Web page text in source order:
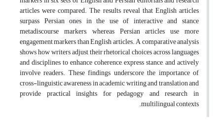
articles were compared. The results reveal that English articles
surpass Persian ones in the use of interactive and stance
metadiscourse markers, whereas Persian articles use more
engagement markers than English articles. A comparative analysis
shows how writers adjust their rhetorical choices across languages
and disciplines to enhance coherence, express stance, and actively
involve readers. These findings underscore the importance of
cross-linguistic awareness in academic writing and translation and
provide practical insights for pedagogy and research in
multilingual contexts.